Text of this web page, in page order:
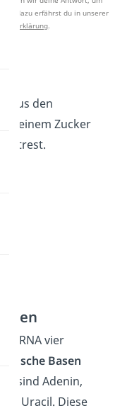
dazu erfährst du in unserer
.
aus den
einem Zucker
mRNA vier
Basen
sind Adenin,
Uracil. Diese